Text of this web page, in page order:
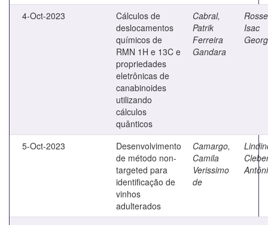
4-Oct-2023
Cálculos de
deslocamentos
químicos de
RMN 1H e 13C e
propriedades
eletrônicas de
canabinoides
utilizando
cálculos
quânticos
Cabral,
Patrik
Ferreira
Gandara
Isac
5-Oct-2023
Desenvolvimento
de método non-
targeted para
identificação de
vinhos
adulterados
Camargo,
Camila
Verissimo
de